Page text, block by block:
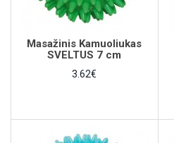
Masažinis Kamuoliukas
SVELTUS 7 cm
3.62€